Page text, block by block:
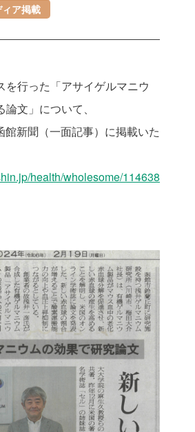
ア掲載
を行った「アサイゲルマニウ
文」について、
新聞（一面記事）に掲載いた
health/wholesome/114638